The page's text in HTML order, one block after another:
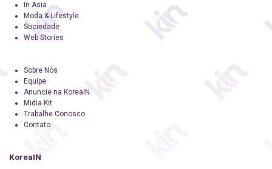
In Asia
Moda & Lifestyle
Sociedade
Web Stories
Sobre Nós
Equipe
Anuncie na KoreaIN
Midia Kit
Trabalhe Conosco
Contato
KoreaIN